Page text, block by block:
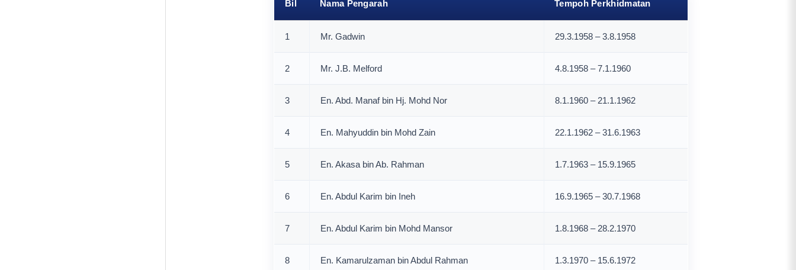
Bil Nama Pengarah Tempoh Perkhidmatan
1 Mr. Gadwin 29.3.1958 – 3.8.1958
2 Mr. J.B. Melford 4.8.1958 – 7.1.1960
3 En. Abd. Manaf bin Hj. Mohd Nor 8.1.1960 – 21.1.1962
4 En. Mahyuddin bin Mohd Zain 22.1.1962 – 31.6.1963
5 En. Akasa bin Ab. Rahman 1.7.1963 – 15.9.1965
6 En. Abdul Karim bin Ineh 16.9.1965 – 30.7.1968
7 En. Abdul Karim bin Mohd Mansor 1.8.1968 – 28.2.1970
8 En. Kamarulzaman bin Abdul Rahman 1.3.1970 – 15.6.1972